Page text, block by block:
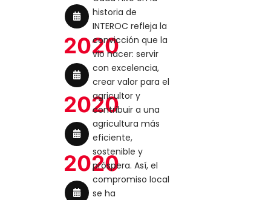
2020
2020
2020
historia de
INTEROC refleja la
convicción que la
vio nacer: servir
con excelencia,
crear valor para el
agricultor y
contribuir a una
agricultura más
eficiente,
sostenible y
próspera. Así, el
compromiso local
se ha